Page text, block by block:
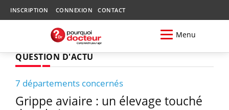
INSCRIPTION CONNEXION CONTACT
Menu
QUESTION D'ACTU
7 départements concernés
Grippe aviaire : un élevage touché